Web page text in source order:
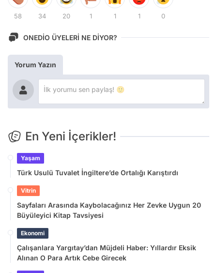
58 34 20 1 1 1 0
ONEDİO ÜYELERİ NE DİYOR?
Yorum Yazın
En Yeni İçerikler!
Yaşam
Türk Usulü Tuvalet İngiltere’de Ortalığı Karıştırdı
Vitrin
Sayfaları Arasında Kaybolacağınız Her Zevke Uygun 20
Büyüleyici Kitap Tavsiyesi
Ekonomi
Çalışanlara Yargıtay’dan Müjdeli Haber: Yıllardır Eksik
Alınan O Para Artık Cebe Girecek